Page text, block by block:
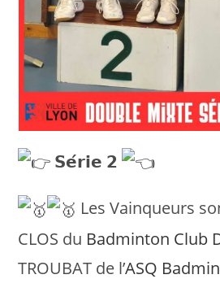
𝗦𝗲́𝗿𝗶𝗲 𝟮
Les Vainqueurs
CLOS du Badminton Club
TROUBAT de l’ASQ